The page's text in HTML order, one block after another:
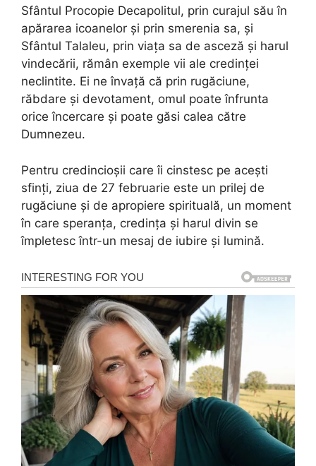
Sfântul Procopie Decapolitul, prin curajul său în
apărarea icoanelor și prin smerenia sa, și
Sfântul Talaleu, prin viața sa de asceză și harul
vindecării, rămân exemple vii ale credinței
neclintite. Ei ne învață că prin rugăciune,
răbdare și devotament, omul poate înfrunta
orice încercare și poate găsi calea către
Dumnezeu.
Pentru credincioșii care îi cinstesc pe acești
sfinți, ziua de 27 februarie este un prilej de
rugăciune și de apropiere spirituală, un moment
în care speranța, credința și harul divin se
împletesc într-un mesaj de iubire și lumină.